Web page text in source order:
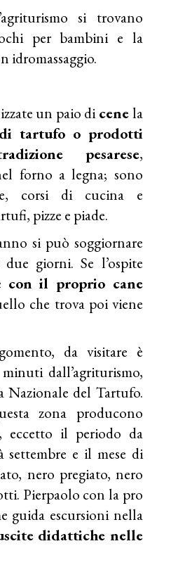
si trovano
per bambini e la
idromassaggio.
un paio dicenela
ditartufo o prodotti
pesarese,
forno a legna; sono
corsi di cucina e
pizze e piade.
si può soggiornare
giorni. Se l’ospite
con il proprio cane
che trova poi viene
da visitare è
dall’agriturismo,
Nazionale del Tartufo.
zona producono
eccetto il periodo da
settembre e il mese di
nero pregiato, nero
Pierpaolo con la pro
guida escursioni nella
didattiche nelle